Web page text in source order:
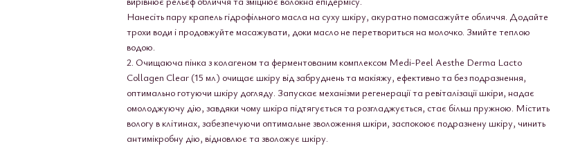
Нанесіть пару крапель гідрофільного масла на суху шкіру, акуратно помасажуйте обличчя. Додайте
трохи води і продовжуйте масажувати, доки масло не перетвориться на молочко. Змийте теплою
водою.
2. Очищаюча пінка з колагеном та ферментованим комплексом Medi-Peel Aesthe Derma Lacto
Collagen Clear (15 мл) очищає шкіру від забруднень та макіяжу, ефективно та без подразнення,
оптимально готуючи шкіру догляду. Запускає механізми регенерації та ревіталізації шкіри, надає
омолоджуючу дію, завдяки чому шкіра підтягується та розгладжується, стає більш пружною. Містить
вологу в клітинах, забезпечуючи оптимальне зволоження шкіри, заспокоює подразнену шкіру, чинить
антимікробну дію, відновлює та зволожує шкіру.